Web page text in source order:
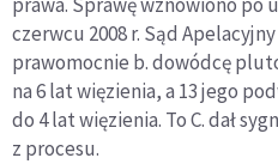
czerwcu 2008 r. Sąd
prawomocnie b. dowódcę
na 6 lat więzienia, a 13 jego
do 4 lat więzienia. To C. dał
z procesu.